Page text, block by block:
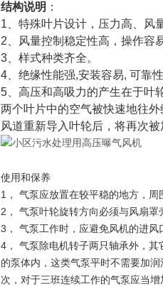
结构说明 ：
1、特殊叶片设计，压力高、风
2、风量控制稳定性高，操作容易
3、样式种类齐全。
4、绝缘性能强,安装容易, 可靠
5、高压和高吸力的产生在于叶
两个叶片中的空气被快速地往
风道重新导入叶轮后，将再次
使用和保养
1， 气泵应放置在较平稳的地方，周
2， 气泵叶轮旋转方向必须与风扇罩
3， 气泵工作时，应避免风机的进风
4， 气泵除电机转子两只轴承外，
的泵体内，这类气泵平时不需要加
次，对于三班连续工作的气泵应当